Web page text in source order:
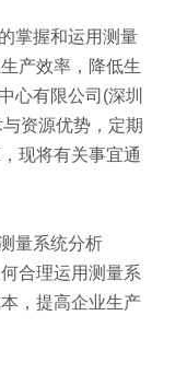
掌握和运用测量
产效率，降低生
心有限公司(深圳
资源优势，定期
现将有关事宜通
量系统分析
合理运用测量系
，提高企业生产